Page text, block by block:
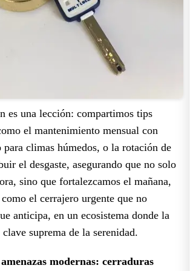
es una lección: compartimos tips
el mantenimiento mensual con
climas húmedos, o la rotación de
el desgaste, asegurando que no solo
sino que fortalezcamos el mañana,
el cerrajero urgente que no
anticipa, en un ecosistema donde la
suprema de la serenidad.
modernas: cerraduras